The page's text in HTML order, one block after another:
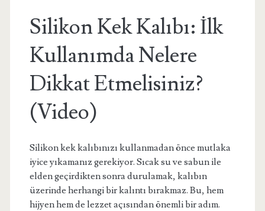
Silikon Kek Kalıbı: İlk
Kullanımda Nelere
Dikkat Etmelisiniz?
(Video)
Silikon kek kalıbınızı kullanmadan önce mutlaka
iyice yıkamanız gerekiyor. Sıcak su ve sabun ile
elden geçirdikten sonra durulamak, kalıbın
üzerinde herhangi bir kalıntı bırakmaz. Bu, hem
hijyen hem de lezzet açısından önemli bir adım.